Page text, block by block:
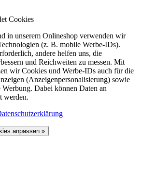
Cookies
in unserem Onlineshop verwenden wir
(z. B. mobile Werbe-IDs).
andere helfen uns, die
und Reichweiten zu messen. Mit
wir Cookies und Werbe-IDs auch für die
(Anzeigenpersonalisierung) sowie
Dabei können Daten an
werden.
anpassen »